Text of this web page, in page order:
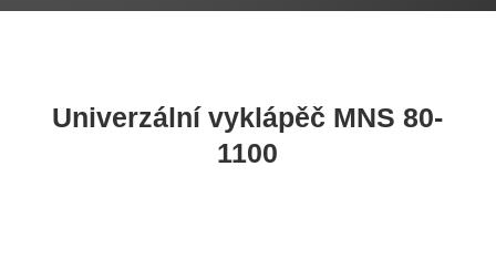
Univerzální vyklápěč MNS 80-
1100